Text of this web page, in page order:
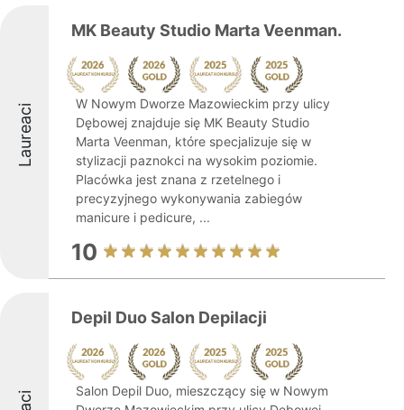
Laureaci
MK Beauty Studio Marta Veenman.
W Nowym Dworze Mazowieckim przy ulicy
Dębowej znajduje się MK Beauty Studio
Marta Veenman, które specjalizuje się w
stylizacji paznokci na wysokim poziomie.
Placówka jest znana z rzetelnego i
precyzyjnego wykonywania zabiegów
manicure i pedicure, ...
10
Depil Duo Salon Depilacji
Salon Depil Duo, mieszczący się w Nowym